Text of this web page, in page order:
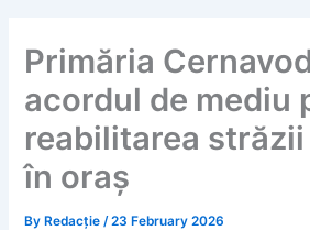
Primăria
acordul de mediu
reabilitarea
în oraș
By Redacție/23 February 2026